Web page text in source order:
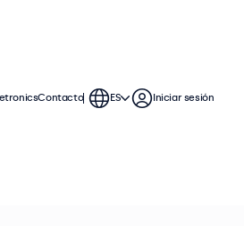
Contacto ES Iniciar sesión